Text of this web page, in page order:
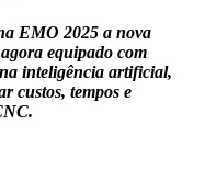
EMO 2025 a nova
equipado com
inteligência artificial,
custos, tempos e